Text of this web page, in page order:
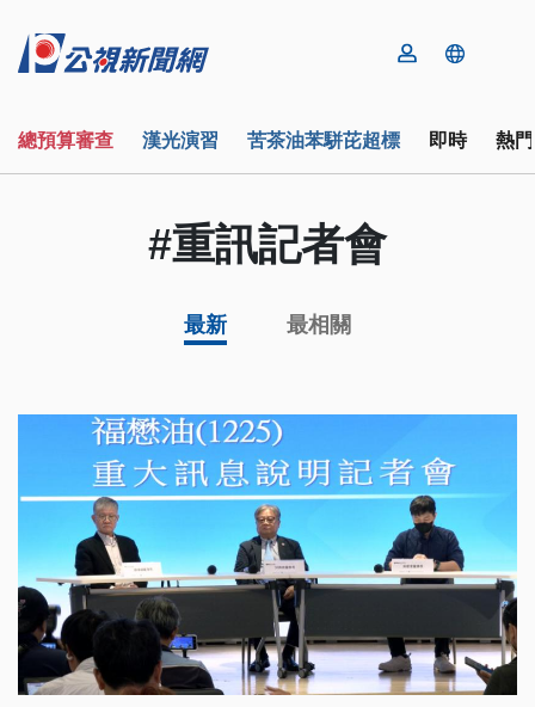
總預算審查 漢光演習 苦茶油苯駢芘超標 即時 熱
#重訊記者會
最新 最相關